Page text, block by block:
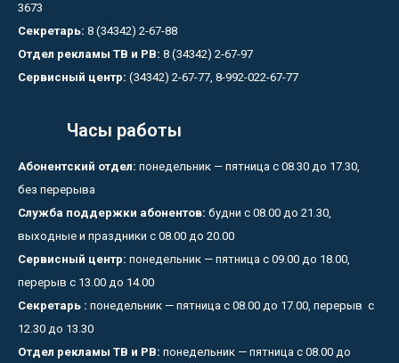
3673
Секретарь: 8 (34342) 2-67-88
Отдел рекламы ТВ и РВ: 8 (34342) 2-67-97
Сервисный центр: (34342) 2-67-77, 8-992-022-67-77
Часы работы
Абонентский отдел: понедельник — пятница с 08.30 до 17.30,
без перерыва
Служба поддержки абонентов: будни с 08.00 до 21.30,
выходные и праздники с 08.00 до 20.00
Сервисный центр: понедельник — пятница с 09.00 до 18.00,
перерыв с 13.00 до 14.00
Секретарь : понедельник — пятница с 08.00 до 17.00, перерыв с
12.30 до 13.30
Отдел рекламы ТВ и РВ: понедельник — пятница с 08.00 до